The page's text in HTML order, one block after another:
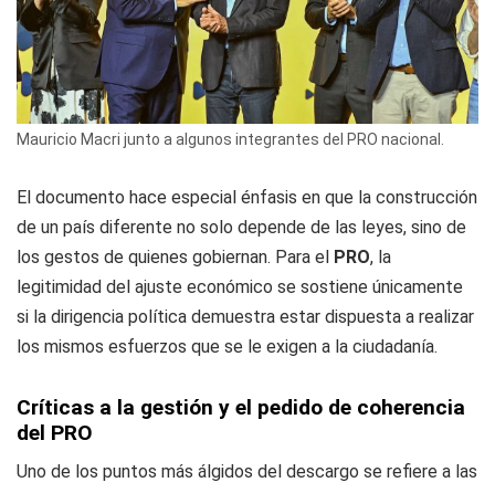
Mauricio Macri junto a algunos integrantes del PRO nacional.
El documento hace especial énfasis en que la construcción
de un país diferente no solo depende de las leyes, sino de
los gestos de quienes gobiernan. Para el
PRO, la
legitimidad del ajuste económico se sostiene únicamente
si la dirigencia política demuestra estar dispuesta a realizar
los mismos esfuerzos que se le exigen a la ciudadanía.
Críticas a la gestión y el pedido de coherencia
del PRO
Uno de los puntos más álgidos del descargo se refiere a las